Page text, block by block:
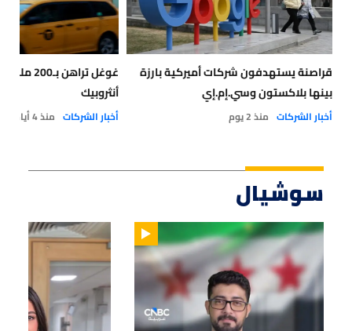
قراصنة يستهدفون شركات أميركية بارزة
بينها بلاكستون وسي.إم.إي
أخبار الشركات منذ 2 يوم
غوغل تراهن
أنثروبيك
أخبار الشركات منذ 4 أيام
سوشيال